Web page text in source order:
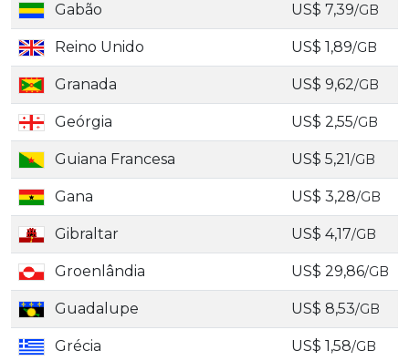
Gabão US$ 7,39/GB
Reino Unido US$ 1,89/GB
Granada US$ 9,62/GB
Geórgia US$ 2,55/GB
Guiana Francesa US$ 5,21/GB
Gana US$ 3,28/GB
Gibraltar US$ 4,17/GB
Groenlândia US$ 29,86/GB
Guadalupe US$ 8,53/GB
Grécia US$ 1,58/GB